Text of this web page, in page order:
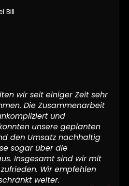
Bill
wir seit einiger Zeit sehr
Die Zusammenarbeit
und
unsere geplanten
den Umsatz nachhaltig
sogar über die
Insgesamt sind wir mit
Wir empfehlen
weiter.